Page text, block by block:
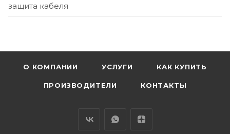
защита кабеля
О КОМПАНИИ УСЛУГИ КАК КУПИТЬ
ПРОИЗВОДИТЕЛИ КОНТАКТЫ